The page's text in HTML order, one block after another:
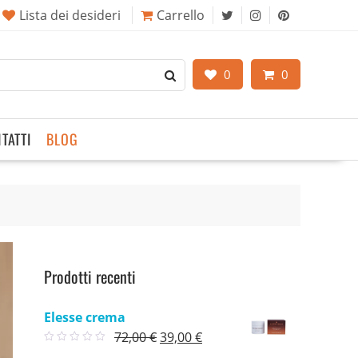
Lista dei desideri Carrello
0 0
BLOG
Prodotti recenti
Elesse crema
72,00€Il
39,00€Il